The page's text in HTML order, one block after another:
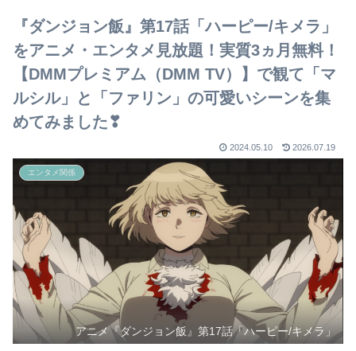
『ダンジョン飯』第17話「ハーピー/キメラ」
をアニメ・エンタメ見放題！実質3ヵ月無料！
【DMMプレミアム（DMM TV）】で観て「マ
ルシル」と「ファリン」の可愛いシーンを集
めてみました❣
2024.05.10 2026.07.19
エンタメ関係
アニメ『ダンジョン飯』第17話「ハーピー/キメラ」